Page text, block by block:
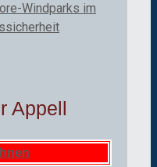
Windparks im
Appell